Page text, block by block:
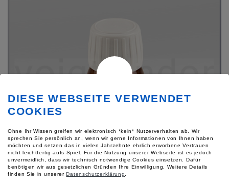
DIESE WEBSEITE VERWENDET
COOKIES
Ohne Ihr Wissen greifen wir elektronisch *kein* Nutzerverhalten ab. Wir
sprechen Sie persönlich an, wenn wir gerne Informationen von Ihnen haben
möchten und setzen das in vielen Jahrzehnte ehrlich erworbene Vertrauen
nicht leichtfertig aufs Spiel. Für die Nutzung unserer Webseite ist es jedoch
unvermeidlich, dass wir technisch notwendige Cookies einsetzen. Dafür
benötigen wir aus gesetzlichen Gründen Ihre Einwilligung.
Weitere Details
finden Sie in unsererDatenschutzerklärung